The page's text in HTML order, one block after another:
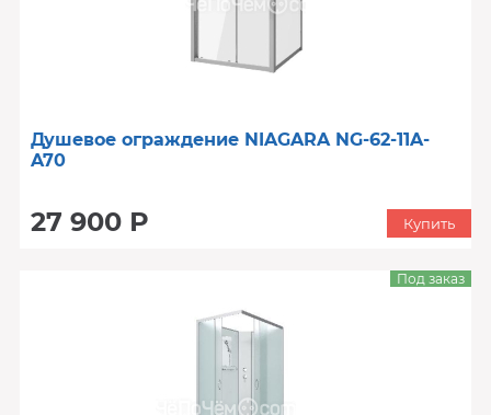
Душевое ограждение NIAGARA NG-62-11A-
A70
27 900 Р Купить
Под заказ